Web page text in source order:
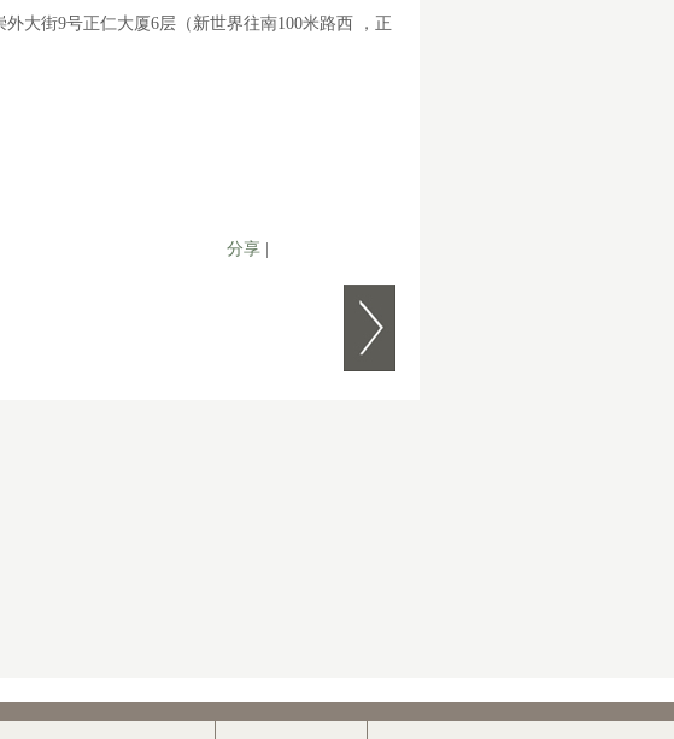
外大街9号正仁大厦6层（新世界往南100米路西 ，正
分享